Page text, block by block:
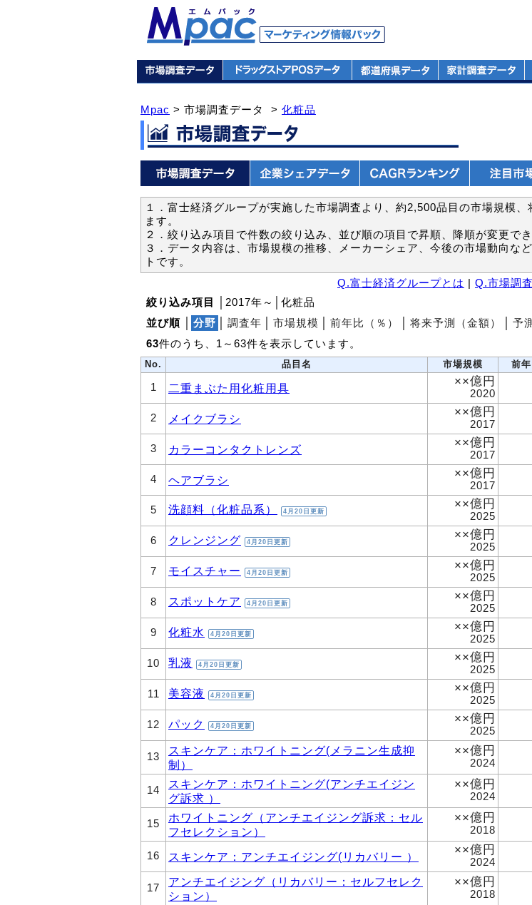
Mpac > 市場調査データ > 化粧品
１．富士経済グループが実施した市場調査より、約2,500品目の市場規模
ます。
２．絞り込み項目で件数の絞り込み、並び順の項目で昇順、降順が変更でき
３．データ内容は、市場規模の推移、メーカーシェア、今後の市場動向な
トです。
Q.富士経済グループとは
Q.市場調
絞り込み項目
│2017年～│化粧品
並び順
分野 調査年 市場規模 前年比（％） 将来予測（金額）
予
63件のうち、1～63件を表示しています。
No. 品目名 市場規模 前
1 二重まぶた用化粧用具 ××億円
2020
2 メイクブラシ ××億円
2017
3 カラーコンタクトレンズ ××億円
2017
4 ヘアブラシ ××億円
2017
5 洗顔料（化粧品系） 4月20日更新
××億円
2025
6 クレンジング 4月20日更新
××億円
2025
7 モイスチャー 4月20日更新
××億円
2025
8 スポットケア 4月20日更新
××億円
2025
9 化粧水 4月20日更新
××億円
2025
10 乳液 4月20日更新
××億円
2025
11 美容液 4月20日更新
××億円
2025
12 パック 4月20日更新
××億円
2025
13
スキンケア：ホワイトニング(メラニン生成抑
制）
××億円
2024
14
スキンケア：ホワイトニング(アンチエイジン
グ訴求 ）
××億円
2024
15
ホワイトニング（アンチエイジング訴求：セル
フセレクション）
××億円
2018
16 スキンケア：アンチエイジング(リカバリー ） ××億円
2024
17
アンチエイジング（リカバリー：セルフセレク
ション）
××億円
2018